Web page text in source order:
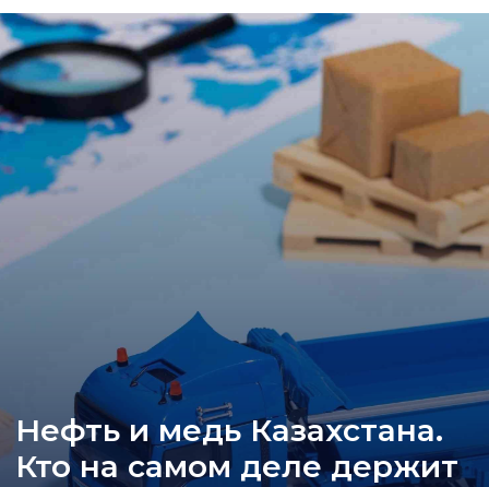
Нефть и медь Казахстана.
Кто на самом деле держит